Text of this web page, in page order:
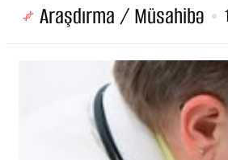
Araşdırma / Müsahibə